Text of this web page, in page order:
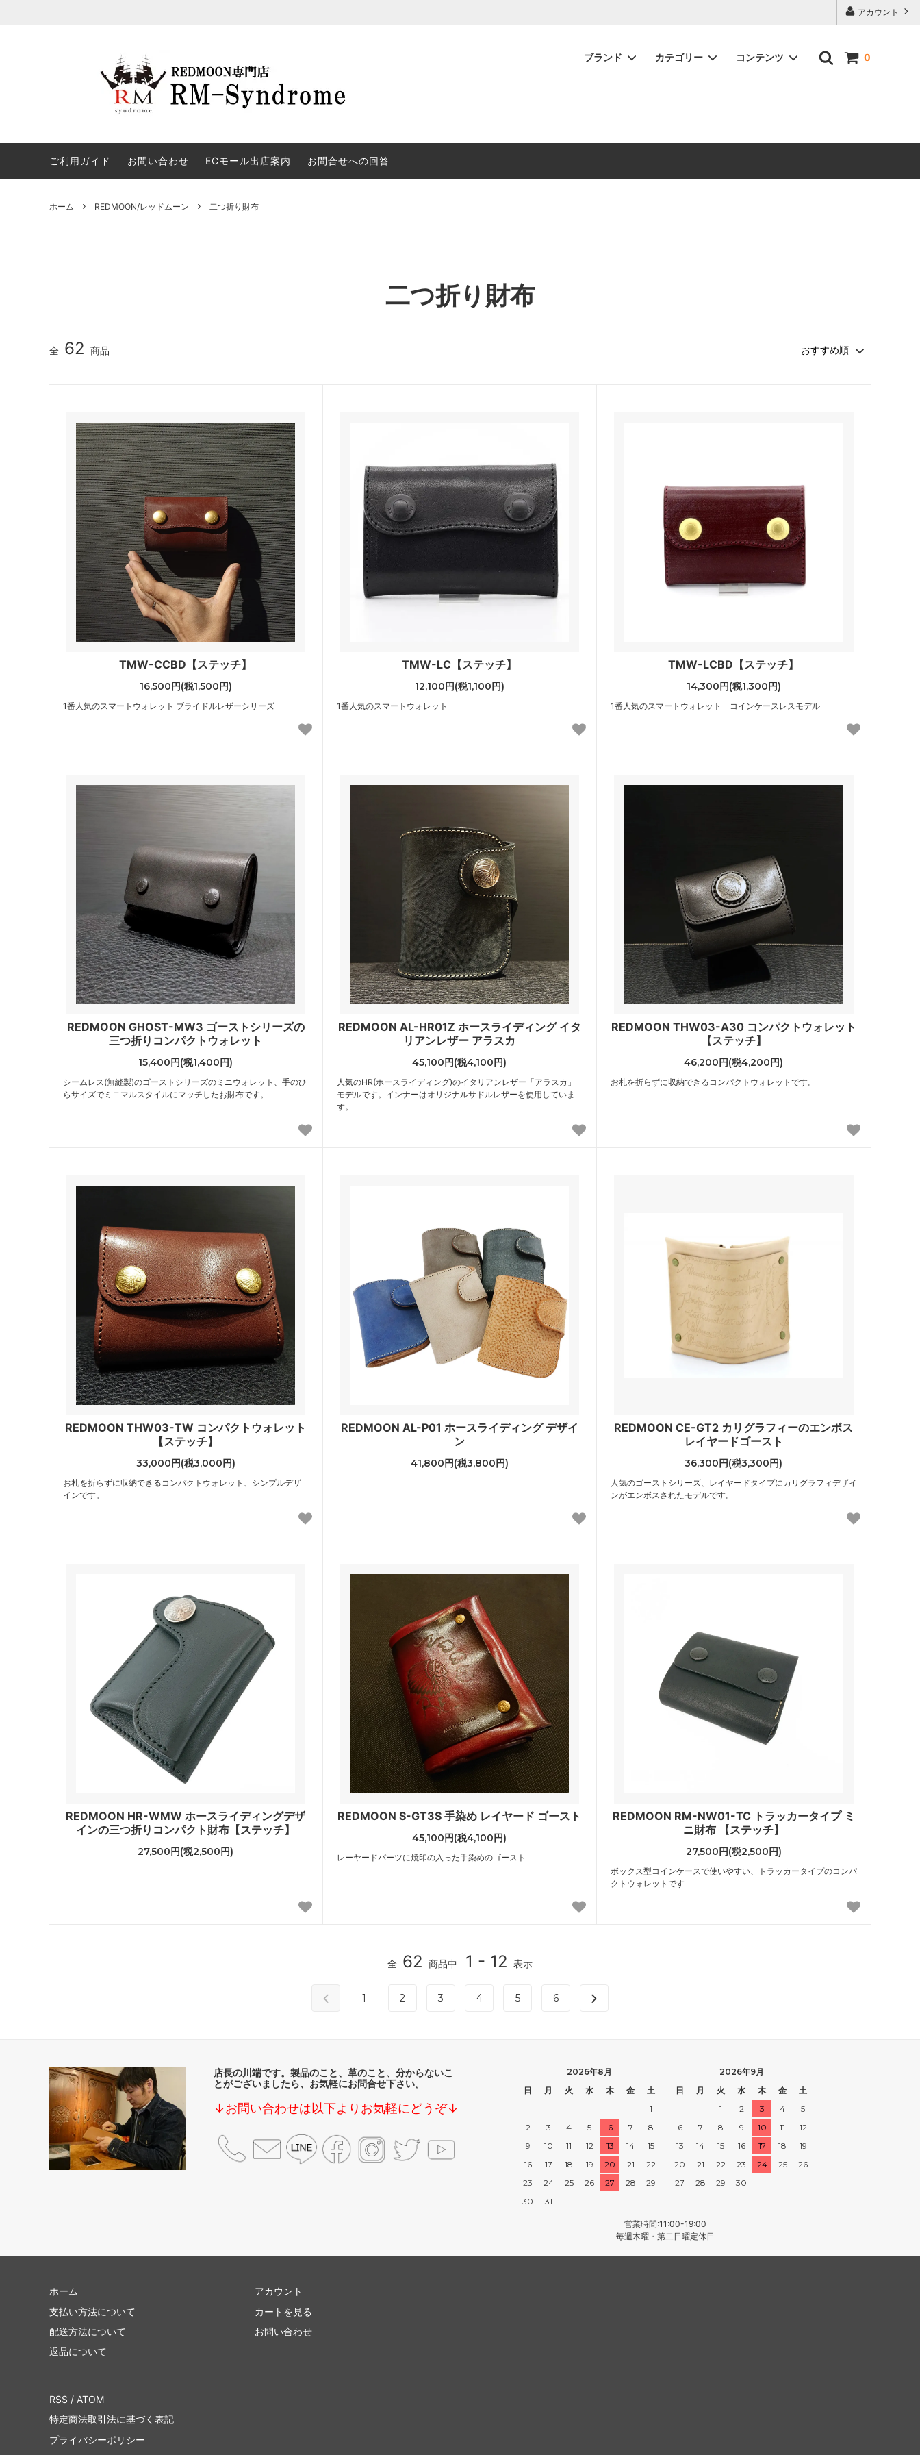
アカウント
0
ブランド
REDMOON/レッドムーン PAILOT RIVER/パイロットリバー
NO DATA/made by redmoon MUMIYA by Keiichiro goto RRC/made by redmoon その他/サービス
カテゴリー
バッグ
ベルト/ショルダーベルト アクセサリー/革小物
コンテンツ
革について～皮から革へ～ ノベルティのご案内
ご利用ガイド お問い合わせ ECモール出店案内 お問合せへの回答
ホーム REDMOON/レッドムーン 二つ折り財布
二つ折り財布
全 62 商品
TMW-CCBD【ステッチ】
16,500円(税1,500円)
1番人気のスマートウォレット ブライドルレザーシリーズ
TMW-LC【ステッチ】
12,100円(税1,100円)
1番人気のスマートウォレット
TMW-LCBD【ステッチ】
14,300円(税1,300円)
1番人気のスマートウォレット コインケースレスモデル
REDMOON GHOST-MW3 ゴーストシリーズの
三つ折りコンパクトウォレット
15,400円(税1,400円)
シームレス(無縫製)のゴーストシリーズのミニウォレット、手のひ
らサイズでミニマルスタイルにマッチしたお財布です。
REDMOON AL-HR01Z ホースライディング イタ
リアンレザー アラスカ
45,100円(税4,100円)
人気のHR(ホースライディング)のイタリアンレザー「アラスカ」
モデルです。インナーはオリジナルサドルレザーを使用していま
す。
REDMOON THW03-A30 コンパクトウォレット
【ステッチ】
46,200円(税4,200円)
お札を折らずに収納できるコンパクトウォレットです。
REDMOON THW03-TW コンパクトウォレット
【ステッチ】
33,000円(税3,000円)
お札を折らずに収納できるコンパクトウォレット、シンプルデザ
インです。
REDMOON AL-P01 ホースライディング デザイ
ン
41,800円(税3,800円)
REDMOON CE-GT2 カリグラフィーのエンボス
レイヤードゴースト
36,300円(税3,300円)
人気のゴーストシリーズ、レイヤードタイプにカリグラフィデザイ
ンがエンボスされたモデルです。
REDMOON HR-WMW ホースライディングデザ
インの三つ折りコンパクト財布【ステッチ】
27,500円(税2,500円)
REDMOON S-GT3S 手染め レイヤード ゴースト
45,100円(税4,100円)
レーヤードパーツに焼印の入った手染めのゴースト
REDMOON RM-NW01-TC トラッカータイプ ミ
ニ財布 【ステッチ】
27,500円(税2,500円)
ボックス型コインケースで使いやすい、トラッカータイプのコンパ
クトウォレットです
全 62 商品中 1 - 12 表示
1 2 3 4 5 6
店長の川端です。製品のこと、革のこと、分からないこ
とがございましたら、お気軽にお問合せ下さい。
↓お問い合わせは以下よりお気軽にどうぞ↓
2026年8月
日
月 火 水 木 金
土
1
2
3 4 5 6 7
8
9
10 11 12 13 14
15
16
17 18 19 20 21
22
23
24 25 26 27 28
29
30
31
2026年9月
日
月 火 水 木 金
土
1
2 3 4
5
6
7 8 9 10 11
12
13
14 15 16 17 18
19
20
21 22 23 24 25
26
27
28 29 30
営業時間:11:00-19:00
毎週木曜・第二日曜定休日
ホーム
支払い方法について
配送方法について
返品について
アカウント
カートを見る
お問い合わせ
RSS / ATOM
特定商法取引法に基づく表記
プライバシーポリシー